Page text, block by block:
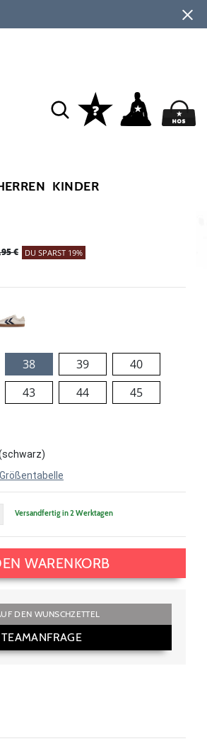
KINDER
€ DU SPARST 19%
38 39
40
43 44
45
Größentabelle
Versandfertig in 2 Werktagen
WARENKORB
DEN WUNSCHZETTEL
TEAMANFRAGE